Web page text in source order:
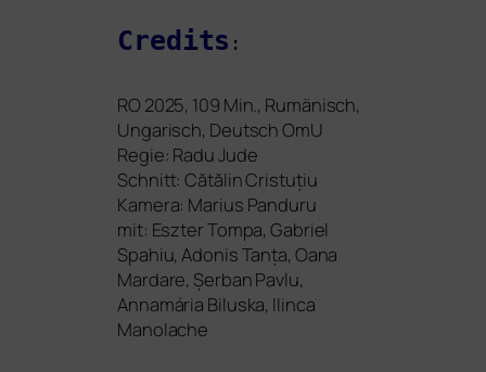
Credits :
RO 2025, 109 Min., Rumänisch,
Ungarisch, Deutsch OmU
Regie: Radu Jude
Schnitt: Cătălin Cristuțiu
Kamera: Marius Panduru
mit: Eszter Tompa, Gabriel
Spahiu, Adonis Tanța, Oana
Mardare, Șerban Pavlu,
Annamária Biluska, Ilinca
Manolache